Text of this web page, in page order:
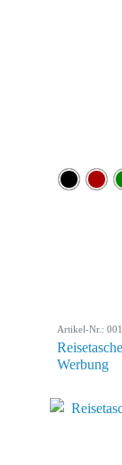
Artikel-Nr.:
Werbung